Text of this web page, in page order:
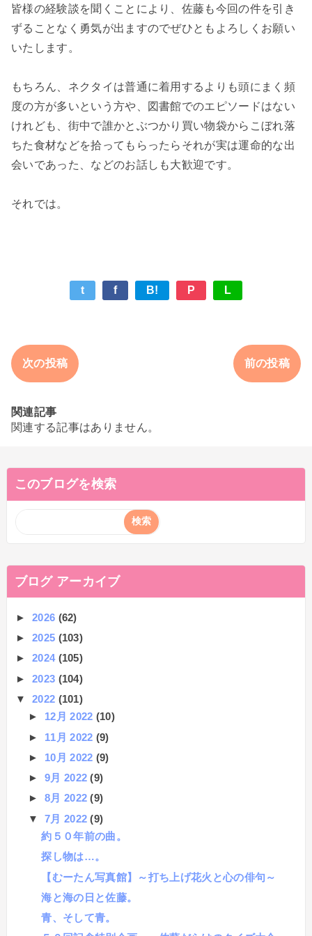
皆様の経験談を聞くことにより、佐藤も今回の件を引き
ずることなく勇気が出ますのでぜひともよろしくお願い
いたします。
もちろん、ネクタイは普通に着用するよりも頭にまく頻
度の方が多いという方や、図書館でのエピソードはない
けれども、街中で誰かとぶつかり買い物袋からこぼれ落
ちた食材などを拾ってもらったらそれが実は運命的な出
会いであった、などのお話しも大歓迎です。
それでは。
t f B! P L
次の投稿 前の投稿
関連記事
関連する記事はありません。
このブログを検索
ブログ アーカイブ
► 2026 (62)
► 2025 (103)
► 2024 (105)
► 2023 (104)
▼ 2022 (101)
► 12月 2022 (10)
► 11月 2022 (9)
► 10月 2022 (9)
► 9月 2022(9)
► 8月 2022(9)
▼ 7月 2022(9)
約５０年前の曲。
探し物は…。
【むーたん写真館】～打ち上げ花火と心の俳句～
海と海の日と佐藤。
青、そして青。